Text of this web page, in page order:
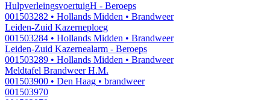
HulpverleingsvoertuigH - Beroeps
001503282 • Hollands Midden • Brandweer
Leiden-Zuid Kazerneploeg
001503284 • Hollands Midden • Brandweer
Leiden-Zuid Kazernealarm - Beroeps
001503289 • Hollands Midden • Brandweer
Meldtafel Brandweer H.M.
001503900 • Den Haag • brandweer
001503970